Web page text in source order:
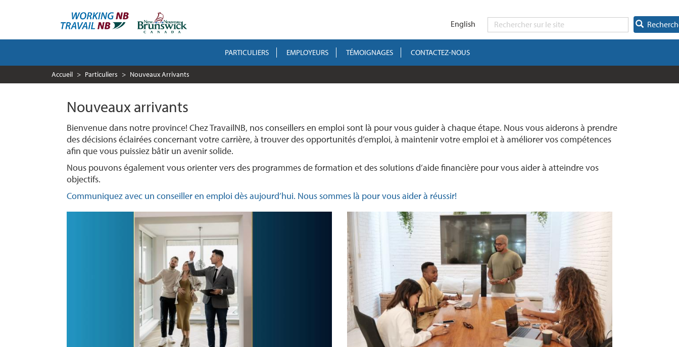
contenu
English
MAIN
NAVIGATION
PARTICULIERS EMPLOYEURS TÉMOIGNAGES CONTACTEZ-NOUS
Accueil Particuliers Nouveaux Arrivants
Nouveaux arrivants
Bienvenue dans notre province! Chez TravailNB, nos conseillers en emploi sont là pour vous guider à chaque étape. Nous vous aiderons à prendre
des décisions éclairées concernant votre carrière, à trouver des opportunités d’emploi, à maintenir votre emploi et à améliorer vos compétences
afin que vous puissiez bâtir un avenir solide.
Nous pouvons également vous orienter vers des programmes de formation et des solutions d’aide financière pour vous aider à atteindre vos
objectifs.
Communiquez avec un conseiller en emploi dès aujourd’hui. Nous sommes là pour vous aider à réussir!